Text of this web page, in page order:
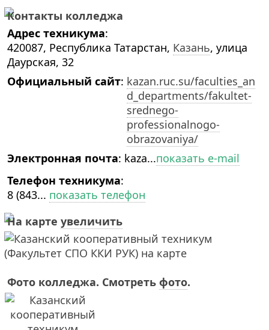
Контакты колледжа
Адрес техникума:
420087, Республика Татарстан, Казань, улица
Даурская, 32
Официальный сайт: kazan.ruc.su/faculties_an
d_departments/fakultet-
srednego-
professionalnogo-
obrazovaniya/
Электронная почта: kaza...показать e-mail
Телефон техникума:
8 (843... показать телефон
На карте увеличить
Фото колледжа. Смотреть фото.